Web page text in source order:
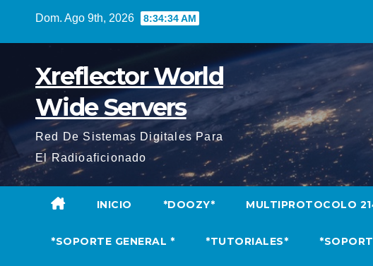
Dom. Ago 9th, 2026 8:34:35 AM
Xreflector World
Wide Servers
Red De Sistemas Digitales Para
El Radioaficionado
INICIO *DOOZY* MULTIPROTOCOLO
*SOPORTE GENERAL * *TUTORIALES*